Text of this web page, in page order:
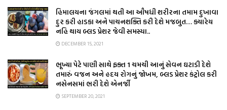
હિમાલયના જંગલમાં થતી આ ઔષધી શરીરના તમામ દુખાવા
દુર કરી હાડકા અને પાચનશક્તિ કરી દેશે મજબુત… ક્યારેય
નહિ થાય બ્લડ પ્રેશર જેવી સમસ્યા..
DECEMBER 15, 2021
ભૂખ્યા પેટે પાણી સાથે ફક્ત 1 ચમચી આનું સેવન ઘટાડી દેશે
તમારું વજન અને હૃદય રોગનું જોખમ, બ્લડ પ્રેશર કંટ્રોલ કરી
નસેનસમાં ભરી દેશે એનર્જી
SEPTEMBER 20, 2021